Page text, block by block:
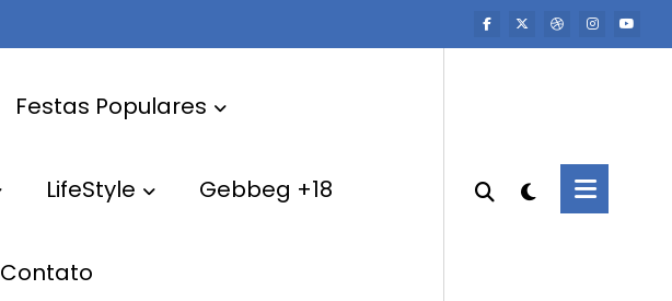
Festas Populares
LifeStyle Gebbeg +18
Contato